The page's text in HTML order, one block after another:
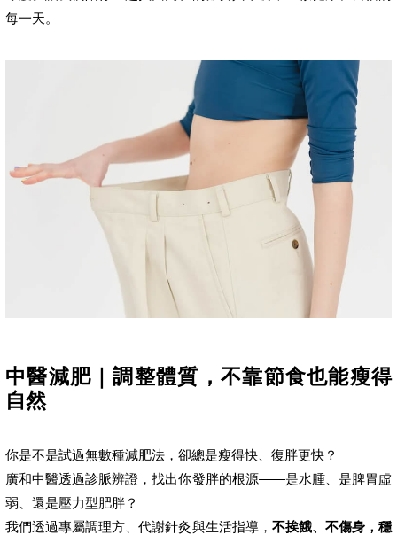
每一天。
中醫減肥｜調整體質，不靠節食也能瘦得
自然
你是不是試過無數種減肥法，卻總是瘦得快、復胖更快？
廣和中醫透過診脈辨證，找出你發胖的根源——是水腫、是脾胃虛
弱、還是壓力型肥胖？
我們透過專屬調理方、代謝針灸與生活指導， 不挨餓、不傷身，穩